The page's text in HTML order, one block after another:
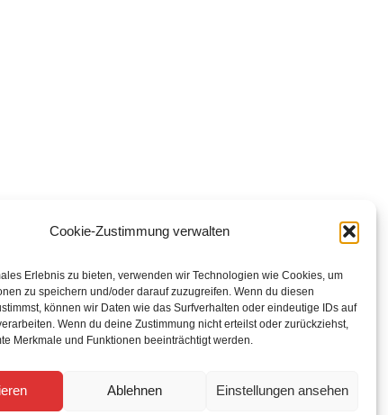
Cookie-Zustimmung verwalten
Erlebnis zu bieten, verwenden wir Technologien wie Cookies, um
zu speichern und/oder darauf zuzugreifen. Wenn du diesen
können wir Daten wie das Surfverhalten oder eindeutige IDs auf
Wenn du deine Zustimmung nicht erteilst oder zurückziehst,
Merkmale und Funktionen beeinträchtigt werden.
Ablehnen Einstellungen ansehen